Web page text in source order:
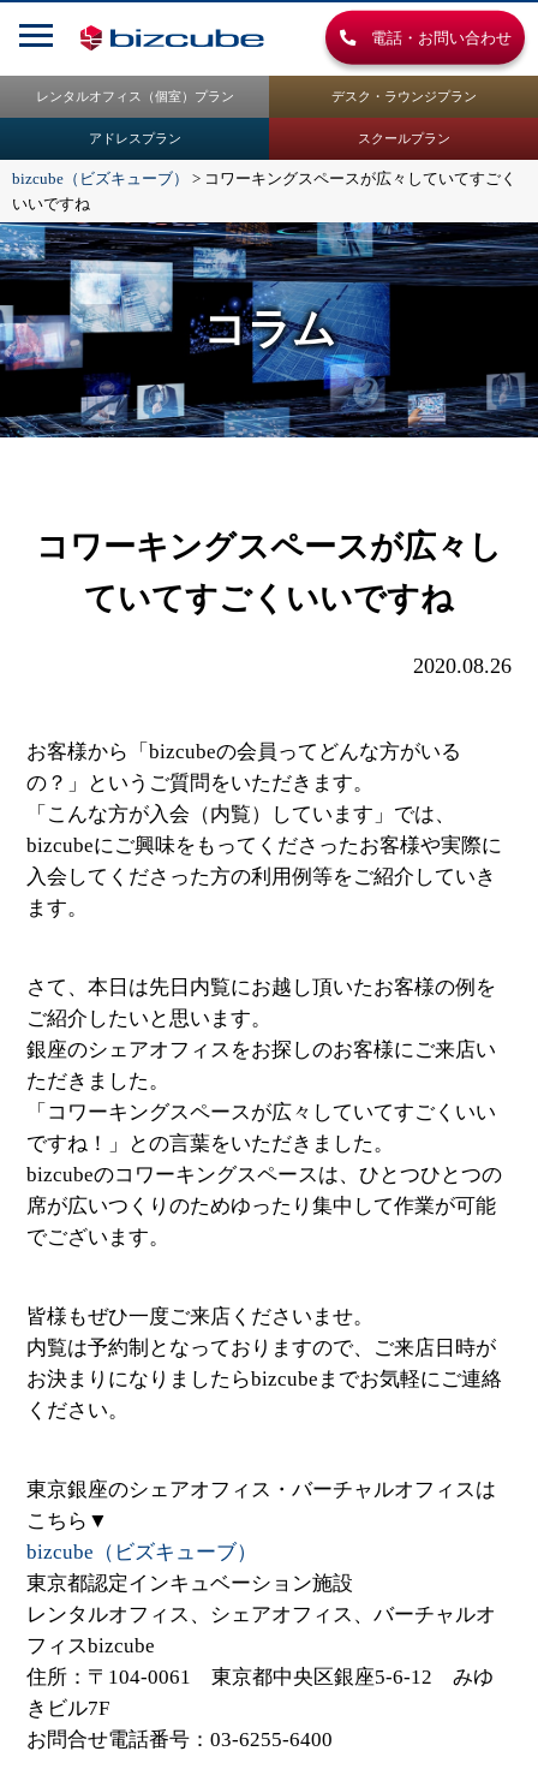
電話・お問い合わせ
レンタルオフィス（個室）プラン デスク・ラウンジプラン
アドレスプラン スクールプラン
bizcube（ビズキューブ） > コワーキングスペースが広々していてすごく
いいですね
コラム
コワーキングスペースが広々し
ていてすごくいいですね
2020.08.26
お客様から「bizcubeの会員ってどんな方がいる
の？」というご質問をいただきます。
「こんな方が入会（内覧）しています」では、
bizcubeにご興味をもってくださったお客様や実際に
入会してくださった方の利用例等をご紹介していき
ます。
さて、本日は先日内覧にお越し頂いたお客様の例を
ご紹介したいと思います。
銀座のシェアオフィスをお探しのお客様にご来店い
ただきました。
「コワーキングスペースが広々していてすごくいい
ですね！」との言葉をいただきました。
bizcubeのコワーキングスペースは、ひとつひとつの
席が広いつくりのためゆったり集中して作業が可能
でございます。
皆様もぜひ一度ご来店くださいませ。
内覧は予約制となっておりますので、ご来店日時が
お決まりになりましたらbizcubeまでお気軽にご連絡
ください。
東京銀座のシェアオフィス・バーチャルオフィスは
こちら▼
bizcube（ビズキューブ）
東京都認定インキュベーション施設
レンタルオフィス、シェアオフィス、バーチャルオ
フィスbizcube
住所：〒104-0061 東京都中央区銀座5-6-12 みゆ
きビル7F
お問合せ電話番号：03-6255-6400